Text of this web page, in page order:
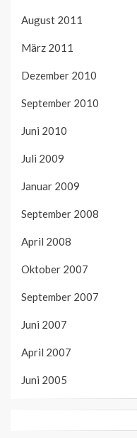
August 2011
März 2011
Dezember 2010
September 2010
Juni 2010
Juli 2009
Januar 2009
September 2008
April 2008
Oktober 2007
September 2007
Juni 2007
April 2007
Juni 2005